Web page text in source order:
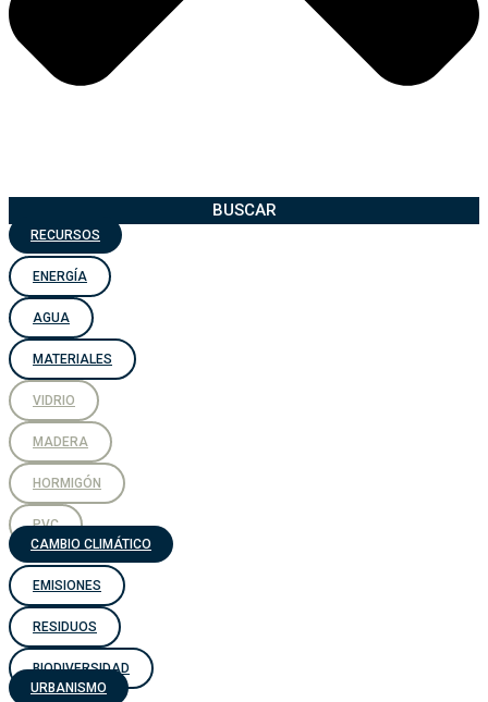
BUSCAR
RECURSOS
ENERGÍA
AGUA
MATERIALES
VIDRIO
MADERA
HORMIGÓN
PVC
CAMBIO CLIMÁTICO
EMISIONES
RESIDUOS
BIODIVERSIDAD
URBANISMO